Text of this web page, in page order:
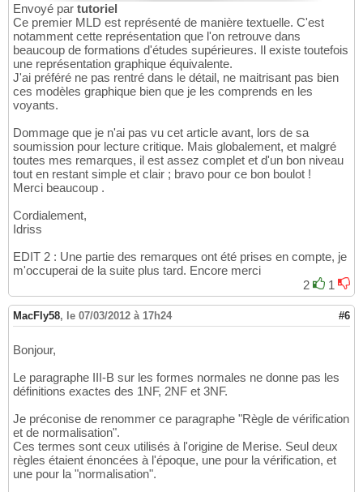
Envoyé par tutoriel
Ce premier MLD est représenté de manière textuelle. C'est
notamment cette représentation que l'on retrouve dans
beaucoup de formations d'études supérieures. Il existe toutefois
une représentation graphique équivalente.
J'ai préféré ne pas rentré dans le détail, ne maitrisant pas bien
ces modèles graphique bien que je les comprends en les
voyants.
Dommage que je n'ai pas vu cet article avant, lors de sa
soumission pour lecture critique. Mais globalement, et malgré
toutes mes remarques, il est assez complet et d'un bon niveau
tout en restant simple et clair ; bravo pour ce bon boulot !
Merci beaucoup .
Cordialement,
Idriss
EDIT 2 : Une partie des remarques ont été prises en compte, je
m'occuperai de la suite plus tard. Encore merci
2
1
MacFly58, le 07/03/2012 à 17h24 #6
Bonjour,
Le paragraphe III-B sur les formes normales ne donne pas les
définitions exactes des 1NF, 2NF et 3NF.
Je préconise de renommer ce paragraphe "Règle de vérification
et de normalisation".
Ces termes sont ceux utilisés à l'origine de Merise. Seul deux
règles étaient énoncées à l'époque, une pour la vérification, et
une pour la "normalisation".